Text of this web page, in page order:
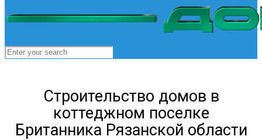
Строительство домов в
коттеджном поселке
Британника Рязанской области